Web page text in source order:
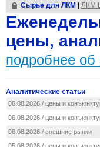
Cырье для ЛКМ ЛКМ
цены,
подробнее об
Аналитические статьи
06.08.2026 / цены и
06.08.2026 / цены и
06.08.2026 / внешние рынки